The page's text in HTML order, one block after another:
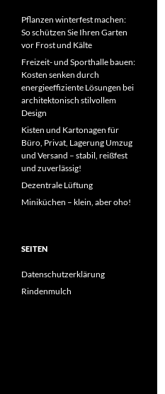
Pflanzen winterfest machen:
So schützen Sie Ihren Garten
vor Frost und Kälte
Freizeit- und Sporthalle bauen:
Kosten senken durch
energieeffiziente Lösungen bei
architektonisch stilvollem
Design
Kisten und Kartonagen für
Büro, Privat, Lagerung Umzug
und Versand – stabil, reißfest
und zuverlässig!
Dezentrale Lüftung
Miniküchen – klein, aber oho!
SEITEN
Datenschutzerklärung
Rindenmulch